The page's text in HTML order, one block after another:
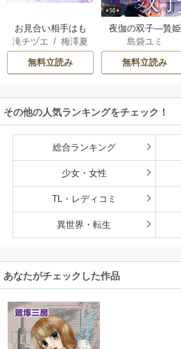
お見合い相手はも
じゃもじゃニート
滝チヅエ /梅澤夏
子（エブリスタ）
無料立読み
夜伽の双子―贄姫
は二人の王子に愛
される―【マイク
ロ】
島袋ユミ
無料立読み
その他の人気ランキングをチェック！
総合ランキング
少女・女性
TL・レディコミ
異世界・転生
あなたがチェックした作品